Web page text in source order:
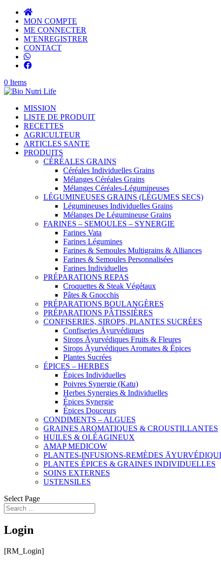
MON COMPTE
ME CONNECTER
M’ENREGISTRER
CONTACT
0 Items
MISSION
LISTE DE PRODUIT
RECETTES
AGRICULTEUR
ARTICLES SANTE
PRODUITS
CÉRÉALES GRAINS
Céréales Individuelles Grains
Mélanges Céréales Grains
Mélanges Céréales-Légumineuses
LÉGUMINEUSES GRAINS (LÉGUMES SECS)
Légumineuses Individuelles Grains
Mélanges De Légumineuse Grains
FARINES – SEMOULES – SYNERGIE
Farines Vata
Farines Légumines
Farines & Semoules Multigrains & Alliances
Farines & Semoules Personnalisées
Farines Individuelles
PRÉPARATIONS REPAS
Croquettes & Steak Végétaux
Pâtes & Gnocchis
PRÉPARATIONS BOULANGÈRES
PRÉPARATIONS PÂTISSIÈRES
CONFISERIES, SIROPS, PLANTES SUCRÉES
Confiseries Āyurvédiques
Sirops Āyurvédiques Fruits & Fleures
Sirops Āyurvédiques Aromates & Épices
Plantes Sucrées
ÉPICES – HERBES
Épices Individuelles
Poivres Synergie (Katu)
Herbes Synergies & Individuelles
Épices Synergie
Épices Douceurs
CONDIMENTS – ALGUES
GRAINES AROMATIQUES & CROUSTILLANTES
HUILES & OLÉAGINEUX
AMAP MEDICOW
PLANTES-INFUSIONS-REMÈDES
PLANTES ÉPICES & GRAINES INDIVIDUELLES
SOINS EXTERNES
USTENSILES
Select Page
Login
[RM_Login]